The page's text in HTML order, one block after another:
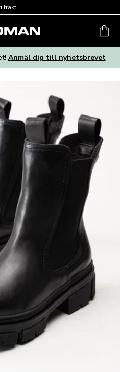
frakt
Anmäl dig till nyhetsbrevet